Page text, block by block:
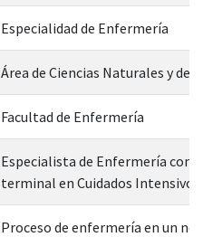
Especialidad de Enfermería
Área de Ciencias Naturales y de
Facultad de Enfermería
Especialista de Enfermería con
terminal en Cuidados Intensivos
Proceso de enfermería en un